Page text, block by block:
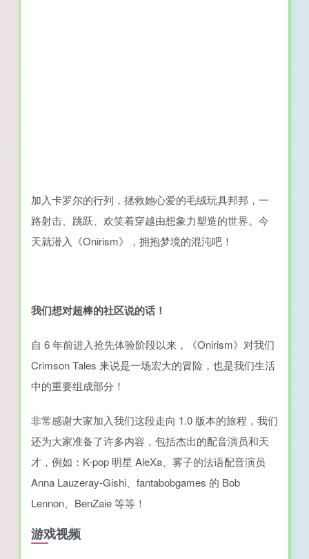
加入卡罗尔的行列，拯救她心爱的毛绒玩具邦邦，一
路射击、跳跃、欢笑着穿越由想象力塑造的世界。今
天就潜入《Onirism》，拥抱梦境的混沌吧！
我们想对超棒的社区说的话！
自 6 年前进入抢先体验阶段以来，《Onirism》对我们
Crimson Tales 来说是一场宏大的冒险，也是我们生活
中的重要组成部分！
非常感谢大家加入我们这段走向 1.0 版本的旅程，我们
还为大家准备了许多内容，包括杰出的配音演员和天
才，例如：K-pop 明星 AleXa、雾子的法语配音演员
Anna Lauzeray-Gishi、fantabobgames 的 Bob
Lennon、BenZaie 等等！
游戏视频